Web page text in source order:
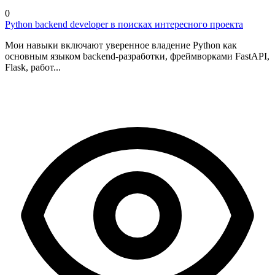
0
Python backend developer в поисках интересного проекта
Мои навыки включают уверенное владение Python как
основным языком backend-разработки, фреймворками FastAPI,
Flask, работ...